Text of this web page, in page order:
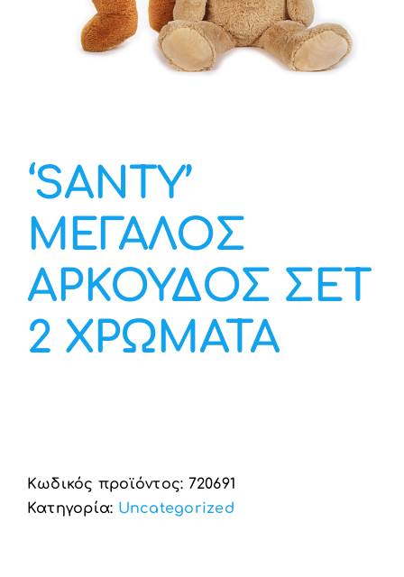
Υπηρεσία Β2Β
‘SANTY’
ΜΕΓΑΛΟΣ
ΑΡΚΟΥΔΟΣ ΣΕΤ
2 ΧΡΩΜΑΤΑ
Κωδικός προϊόντος: 720691
Κατηγορία: Uncategorized